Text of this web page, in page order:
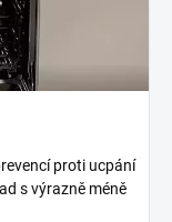
proti ucpání
s výrazně méně